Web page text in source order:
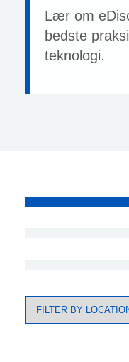
Lær om
bedste
teknologi.